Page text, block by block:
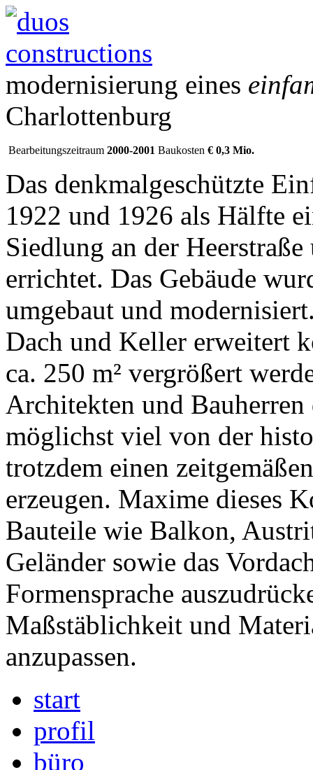
modernisierung eines
Charlottenburg
Bearbeitungszeitraum 2000-2001 Baukosten € 0,3 Mio.
Das denkmalgeschützte
1922 und 1926 als Hälfte
Siedlung an der
errichtet. Das Gebäude
umgebaut und
Dach und Keller erweitert
ca. 250 m² vergrößert
Architekten und
möglichst viel von der
trotzdem einen
erzeugen. Maxime dieses
Bauteile wie Balkon,
Geländer sowie das
Formensprache
Maßstäblichkeit und
anzupassen.
start
profil
büro